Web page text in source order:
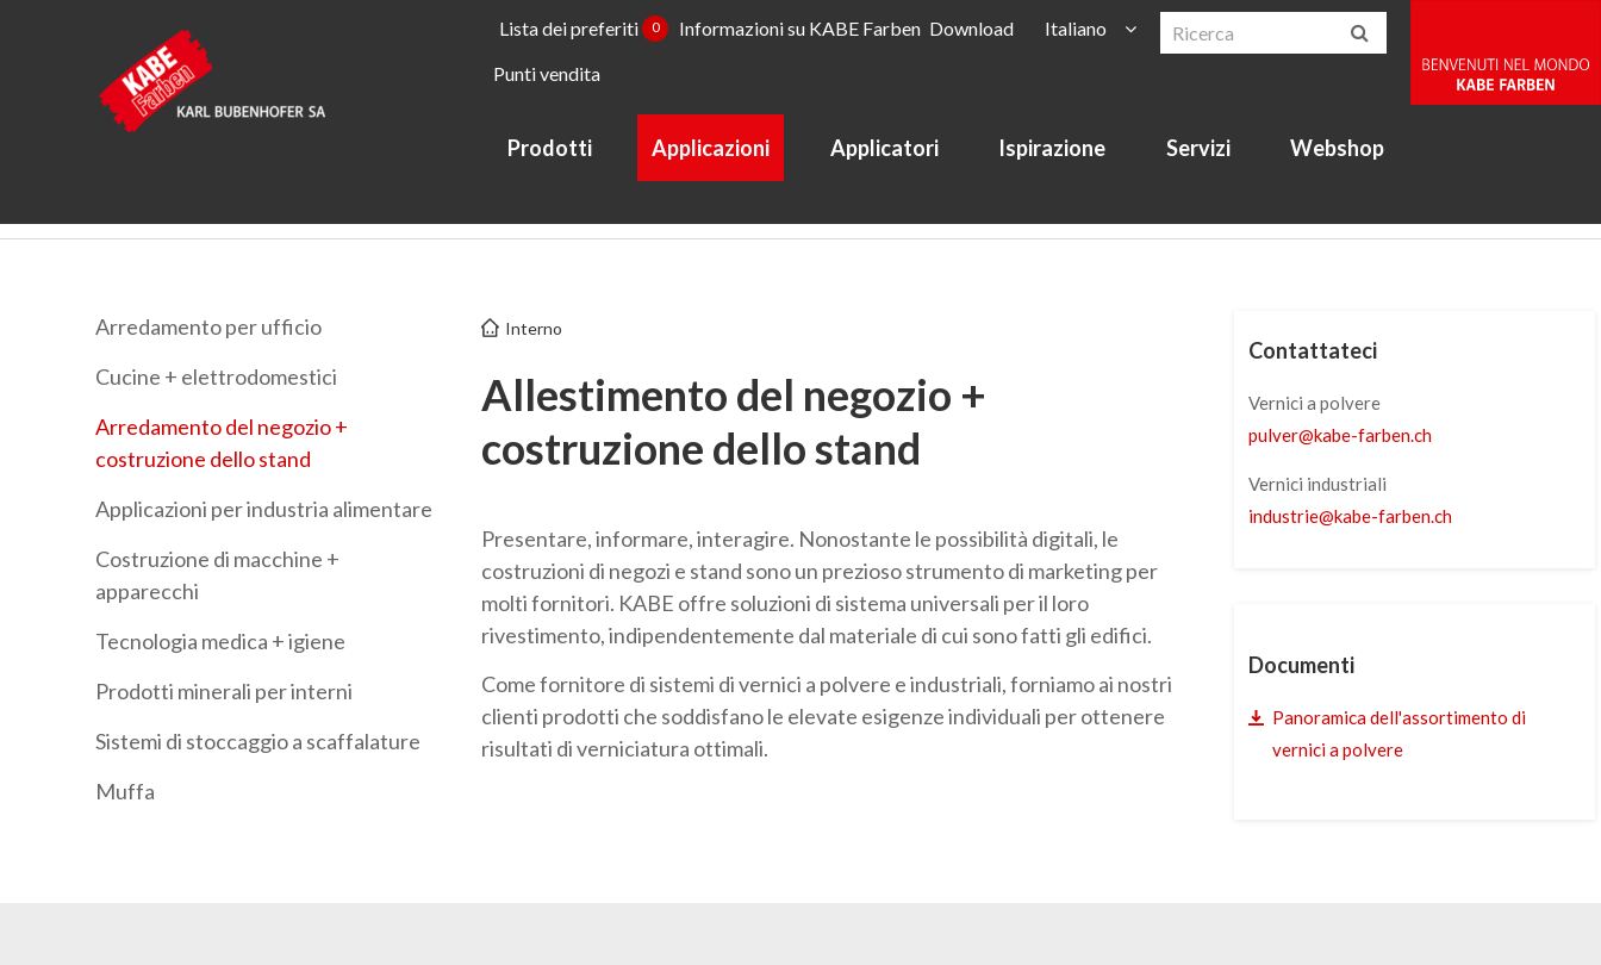
Lista dei preferiti 0 Informazioni su KABE Farben Download
Punti vendita
Italiano
Prodotti Applicazioni Applicatori Ispirazione Servizi Webshop
Arredamento per ufficio
Cucine + elettrodomestici
Arredamento del negozio +
costruzione dello stand
Applicazioni per industria alimentare
Costruzione di macchine +
apparecchi
Tecnologia medica + igiene
Prodotti minerali per interni
Sistemi di stoccaggio a scaffalature
Muffa
Interno
Allestimento del negozio +
costruzione dello stand
Presentare, informare, interagire. Nonostante le possibilità digitali, le
costruzioni di negozi e stand sono un prezioso strumento di marketing per
molti fornitori. KABE offre soluzioni di sistema universali per il loro
rivestimento, indipendentemente dal materiale di cui sono fatti gli edifici.
Come fornitore di sistemi di vernici a polvere e industriali, forniamo ai nostri
clienti prodotti che soddisfano le elevate esigenze individuali per ottenere
risultati di verniciatura ottimali.
Contattateci
Vernici a polvere
pulver@kabe-farben.ch
Vernici industriali
industrie@kabe-farben.ch
Documenti
Panoramica dell'assortimento di
vernici a polvere